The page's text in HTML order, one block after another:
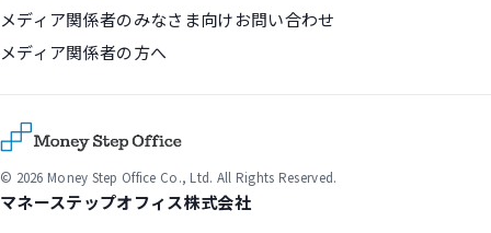
メディア関係者のみなさま向けお問い合わせ
メディア関係者の方へ
© 2026 Money Step Office Co., Ltd. All Rights Reserved.
マネーステップオフィス株式会社